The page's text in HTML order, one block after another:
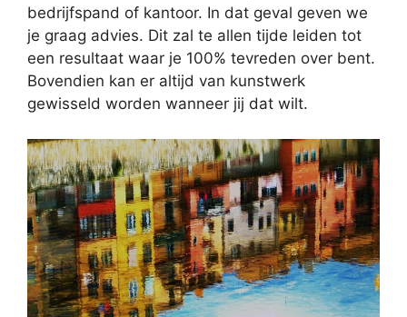
bedrijfspand of kantoor. In dat geval geven we
je graag advies. Dit zal te allen tijde leiden tot
een resultaat waar je 100% tevreden over bent.
Bovendien kan er altijd van kunstwerk
gewisseld worden wanneer jij dat wilt.